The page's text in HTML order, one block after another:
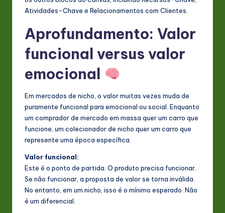
Atividades-Chave e Relacionamentos com Clientes.
Aprofundamento: Valor
funcional versus valor
emocional
Em mercados de nicho, o valor muitas vezes muda de
puramente funcional para emocional ou social. Enquanto
um comprador de mercado em massa quer um carro que
funcione, um colecionador de nicho quer um carro que
represente uma época específica.
Valor funcional:
Este é o ponto de partida. O produto precisa funcionar.
Se não funcionar, a proposta de valor se torna inválida.
No entanto, em um nicho, isso é o mínimo esperado. Não
é um diferencial.